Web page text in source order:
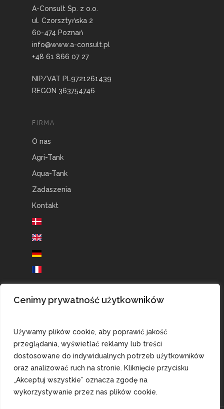
Cenimy prywatność użytkowników
Używamy plików cookie, aby poprawić jakość
przeglądania, wyświetlać reklamy lub treści
dostosowane do indywidualnych potrzeb użytkowników
oraz analizować ruch na stronie. Kliknięcie przycisku
„Akceptuj wszystkie” oznacza zgodę na
wykorzystywanie przez nas plików cookie.
A-Consult Sp. z o.o.
ul. Czorsztyńska 2
60-474 Poznań
info@www.a-consult.pl
+48 61 866 07 27
NIP/VAT PL9721261439
REGON 363754746
FIRMA
O nas
Agri-Tank
Aqua-Tank
Zadaszenia
Kontakt
BRANŻE
Akwakultura
Biogaz
Przemysł